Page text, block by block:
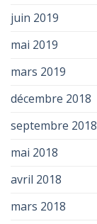
juin 2019
mai 2019
mars 2019
décembre 2018
septembre 2018
mai 2018
avril 2018
mars 2018